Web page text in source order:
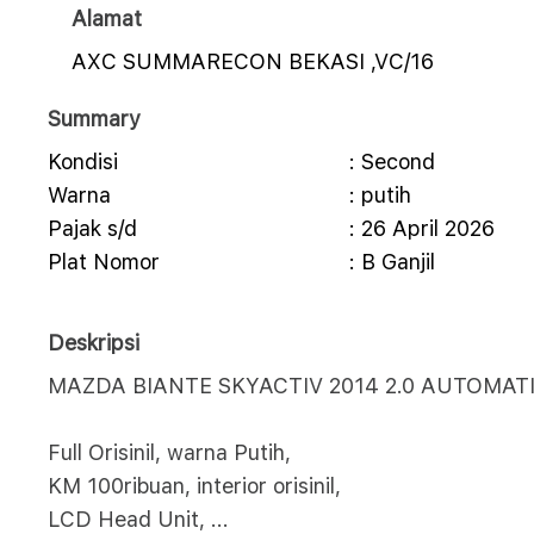
Alamat
AXC SUMMARECON BEKASI ,VC/16
Summary
Kondisi
: Second
Warna
: putih
Pajak s/d
: 26 April 2026
Plat Nomor
: B Ganjil
Deskripsi
MAZDA BIANTE SKYACTIV 2014 2.0
Full Orisinil, warna Putih,
KM 100ribuan, interior orisinil,
LCD Head Unit, ...